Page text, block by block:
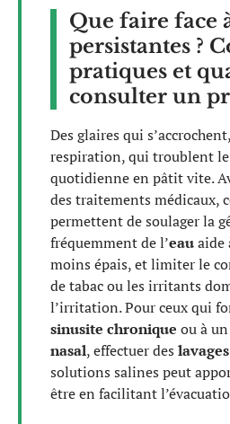
Que faire face
persistantes ?
pratiques et
consulter un
Des glaires qui
respiration, qui troublent
quotidienne en pâtit vite.
des traitements médicaux,
permettent de soulager la
fréquemment de l’eauaide
moins épais, et limiter le
de tabac ou les irritants
l’irritation. Pour ceux qui
sinusite chronique ou à un
nasal, effectuer des
solutions salines peut
être en facilitant